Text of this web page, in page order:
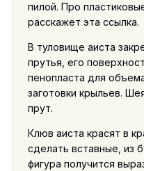
пилой. Про
расскажет эта ссылка.
В туловище аиста
прутья, его
пенопласта для
заготовки крыльев.
прут.
Клюв аиста красят в
сделать вставные, из
фигура получится